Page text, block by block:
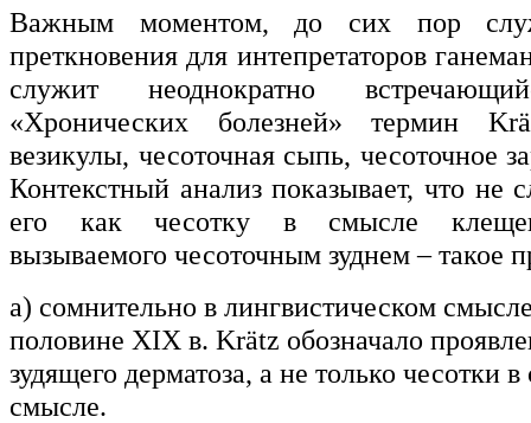
Важным моментом, до сих пор
преткновения для интепретаторов
служит неоднократно
«Хронических болезней» термин
везикулы, чесоточная сыпь, чесоточное
Контекстный анализ показывает, что не
его как чесотку в смысле
вызываемого чесоточным зуднем – такое
а) сомнительно в лингвистическом
половине XIX в. Krätz обозначало
зудящего дерматоза, а не только чесотки
смысле.